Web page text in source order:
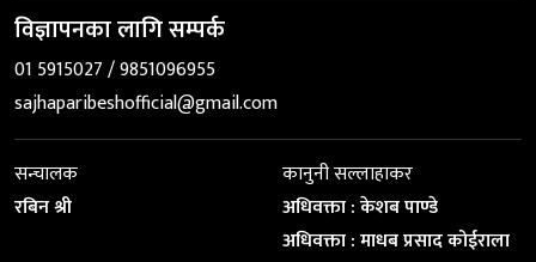
विज्ञापनका लागि सम्पर्क
01 5915027 / 9851096955
sajhaparibeshofficial@gmail.com
सन्चालक
रबिन श्री
कानुनी सल्लाहाकर
अधिवक्ता : केशब पाण्डे
अधिवक्ता : माधब प्रसाद कोईराला